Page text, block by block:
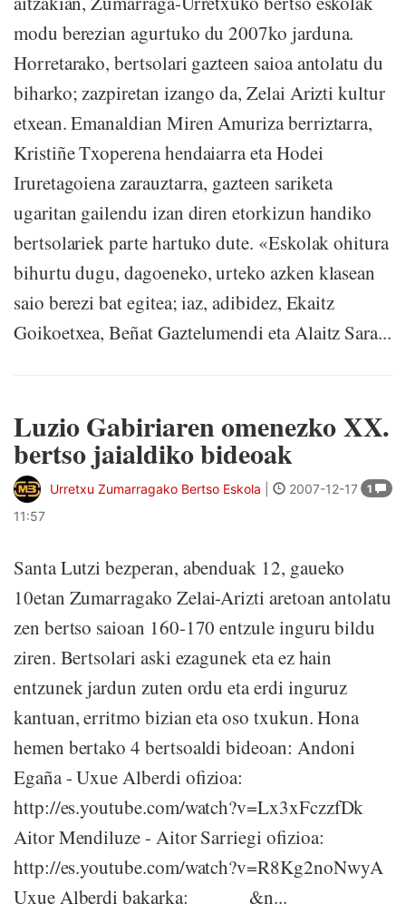
modu berezian agurtuko du 2007ko jarduna.
Horretarako, bertsolari gazteen saioa antolatu du
biharko; zazpiretan izango da, Zelai Arizti kultur
etxean. Emanaldian Miren Amuriza berriztarra,
Kristiñe Txoperena hendaiarra eta Hodei
Iruretagoiena zarauztarra, gazteen sariketa
ugaritan gailendu izan diren etorkizun handiko
bertsolariek parte hartuko dute. «Eskolak ohitura
bihurtu dugu, dagoeneko, urteko azken klasean
saio berezi bat egitea; iaz, adibidez, Ekaitz
Goikoetxea, Beñat Gaztelumendi eta Alaitz Sara...
Luzio Gabiriaren omenezko XX.
bertso jaialdiko bideoak
1
Urretxu Zumarragako Bertso Eskola
2007-12-17
11:57
Santa Lutzi bezperan, abenduak 12, gaueko
10etan Zumarragako Zelai-Arizti aretoan antolatu
zen bertso saioan 160-170 entzule inguru bildu
ziren. Bertsolari aski ezagunek eta ez hain
entzunek jardun zuten ordu eta erdi inguruz
kantuan, erritmo bizian eta oso txukun. Hona
hemen bertako 4 bertsoaldi bideoan: Andoni
Egaña - Uxue Alberdi ofizioa:
http://es.youtube.com/watch?v=Lx3xFczzfDk
Aitor Mendiluze - Aitor Sarriegi ofizioa:
http://es.youtube.com/watch?v=R8Kg2noNwyA
Uxue Alberdi bakarka: &n...